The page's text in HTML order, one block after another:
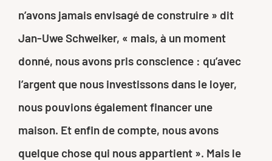
n’avons jamais envisagé de construire » dit
Jan-Uwe Schweiker, « mais, à un moment
donné, nous avons pris conscience : qu’avec
l’argent que nous investissons dans le loyer,
nous pouvions également financer une
maison. Et enfin de compte, nous avons
quelque chose qui nous appartient ». Mais le